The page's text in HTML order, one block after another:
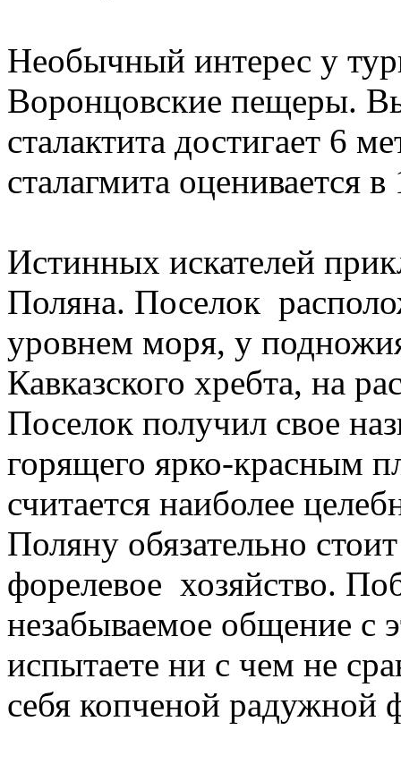
Необычный интерес у
Воронцовские пещеры.
сталактита достигает 6
сталагмита оценивается
Истинных искателей
Поляна. Поселок
уровнем моря, у
Кавказского хребта, на
Поселок получил свое
горящего ярко-красным
считается наиболее
Поляну обязательно
форелевое хозяйство.
незабываемое общение
испытаете ни с чем не
себя копченой радужной